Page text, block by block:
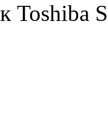
Toshiba